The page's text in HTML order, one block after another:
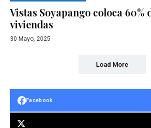
Vistas Soyapango coloca 60%
viviendas
30 Mayo, 2025
Load More
Facebook